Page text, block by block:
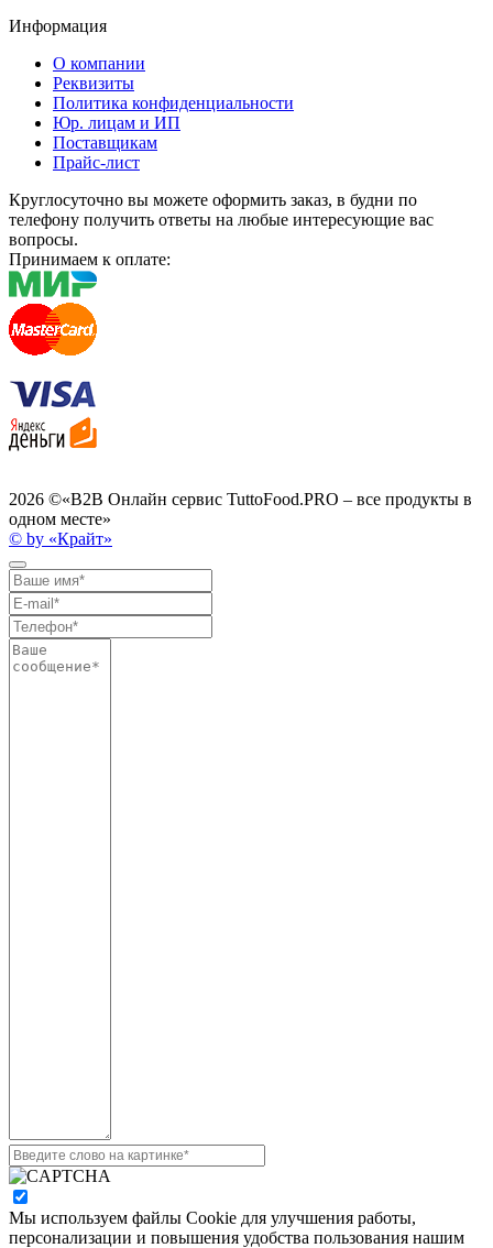
Информация
О компании
Реквизиты
Политика конфиденциальности
Юр. лицам и ИП
Поставщикам
Прайс-лист
Круглосуточно вы можете оформить заказ, в будни по
телефону получить ответы на любые интересующие вас
вопросы.
Принимаем к оплате:
2026 ©«B2B Онлайн сервис TuttoFood.PRO – все продукты в
одном месте»
© by «Крайт»
Мы используем файлы Cookie для улучшения работы,
персонализации и повышения удобства пользования нашим